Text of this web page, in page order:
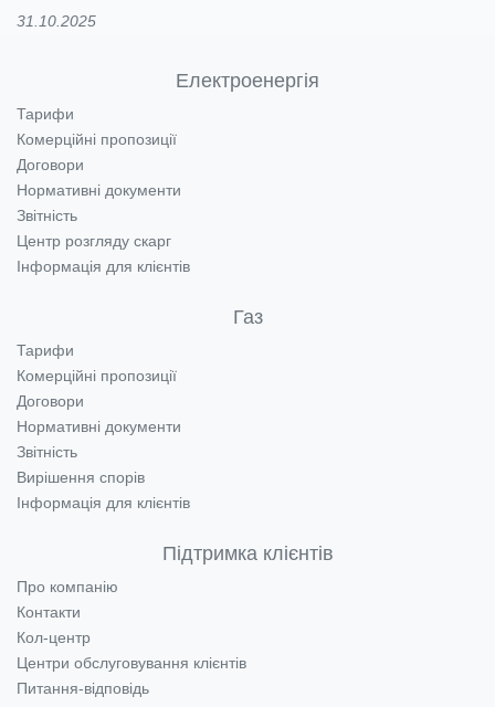
31.10.2025
Електроенергія
Тарифи
Комерційні пропозиції
Договори
Нормативні документи
Звітність
Центр розгляду скарг
Інформація для клієнтів
Газ
Тарифи
Комерційні пропозиції
Договори
Нормативні документи
Звітність
Вирішення спорів
Інформація для клієнтів
Підтримка клієнтів
Про компанію
Контакти
Кол-центр
Центри обслуговування клієнтів
Питання-відповідь